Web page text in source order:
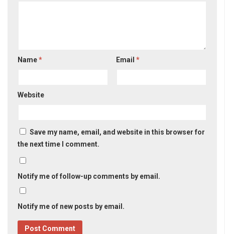
Name* Email*
Website
Save my name, email, and website in this browser for
the next time I comment.
Notify me of follow-up comments by email.
Notify me of new posts by email.